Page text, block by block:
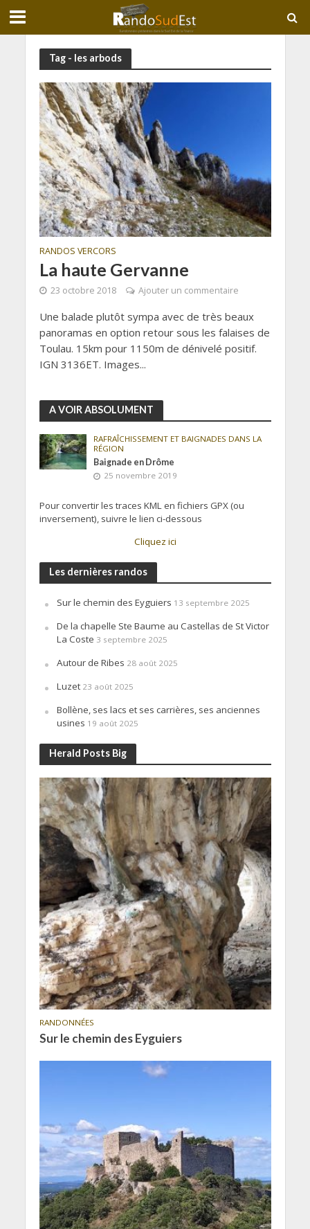
Tag - les arbods
RANDOS VERCORS
La haute Gervanne
23 octobre 2018 Ajouter un commentaire
Une balade plutôt sympa avec de très beaux
panoramas en option retour sous les falaises de
Toulau. 15km pour 1150m de dénivelé positif.
IGN 3136ET. Images...
A VOIR ABSOLUMENT
RAFRAÎCHISSEMENT ET BAIGNADES DANS LA
RÉGION
Baignade en Drôme
25 novembre 2019
Pour convertir les traces KML en fichiers GPX (ou
inversement), suivre le lien ci-dessous
Cliquez ici
Les dernières randos
Sur le chemin des Eyguiers 13 septembre 2025
De la chapelle Ste Baume au Castellas de St Victor
La Coste 3 septembre 2025
Autour de Ribes 28 août 2025
Luzet 23 août 2025
Bollène, ses lacs et ses carrières, ses anciennes
usines 19 août 2025
Herald Posts Big
RANDONNÉES
Sur le chemin des Eyguiers